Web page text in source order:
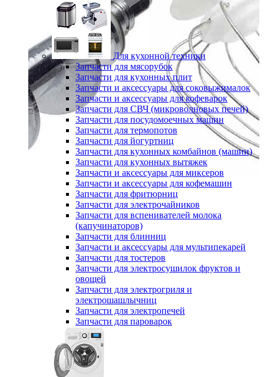
Для кухонной техники
Запчасти для мясорубок
Запчасти для кухонных плит
Запчасти и аксессуары для соковыжималок
Запчасти и аксессуары для кофеварок
Запчасти для СВЧ (микроволновых печей)
Запчасти для посудомоечных машин
Запчасти для термопотов
Запчасти для йогуртниц
Запчасти для кухонных комбайнов (машин)
Запчасти для кухонных вытяжек
Запчасти и аксессуары для миксеров
Запчасти и аксессуары для кофемашин
Запчасти для фритюрниц
Запчасти для электрочайников
Запчасти для вспенивателей молока
(капучинаторов)
Запчасти для блинниц
Запчасти и аксессуары для мультипекарей
Запчасти для тостеров
Запчасти для электросушилок фруктов и
овощей
Запчасти для электрогриля и
электрошашлычниц
Запчасти для электропечей
Запчасти для пароварок